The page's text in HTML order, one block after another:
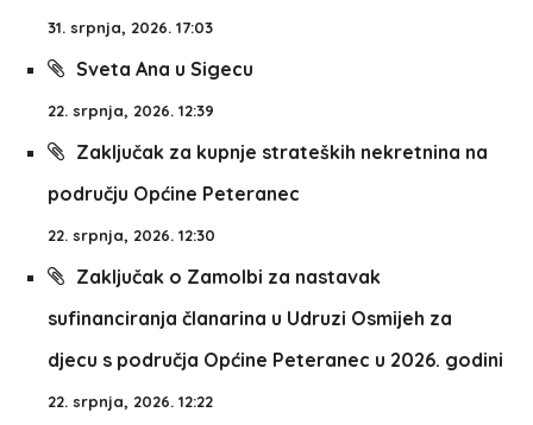
31. srpnja, 2026. 17:03
Sveta Ana u Sigecu
22. srpnja, 2026. 12:39
Zaključak za kupnje strateških nekretnina na
području Općine Peteranec
22. srpnja, 2026. 12:30
Zaključak o Zamolbi za nastavak
sufinanciranja članarina u Udruzi Osmijeh za
djecu s područja Općine Peteranec u 2026. godini
22. srpnja, 2026. 12:22